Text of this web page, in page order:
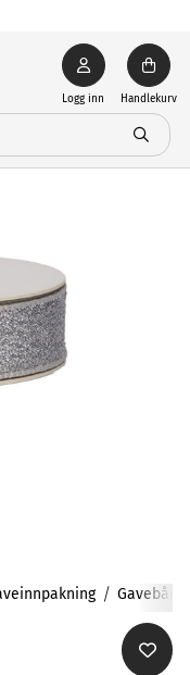
Logg inn Handlekurv
Gavebånd